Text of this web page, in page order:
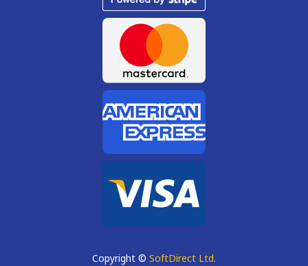
Copyright © SoftDirect Ltd.